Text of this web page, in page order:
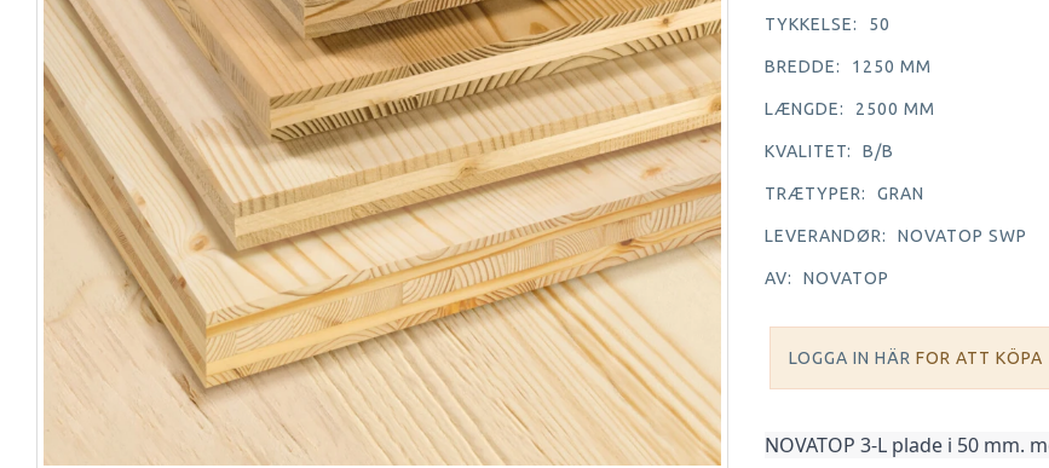
TYKKELSE: 50
BREDDE: 1250 MM
LÆNGDE: 2500 MM
KVALITET: B/B
TRÆTYPER: GRAN
LEVERANDØR: NOVATOP SWP
AV: NOVATOP
LOGGA IN HÄRFOR ATT KÖPA
NOVATOP 3-L plade i 50 mm.